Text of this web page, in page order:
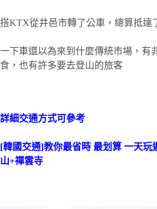
搭KTX從井邑市轉了公車，總算抵達
一下車還以為來到什麼傳統市場，有
食，也有許多要去登山的旅客
詳細交通方式可參考
[韓國交通]教你最省時 最划算 一天玩
山+禪雲寺